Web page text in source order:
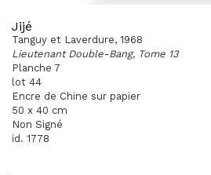
Jijé
Tanguy et Laverdure, 1968
Lieutenant Double-Bang, Tome 13
Planche 7
lot 44
Encre de Chine sur papier
50 x 40 cm
Non Signé
id. 1778